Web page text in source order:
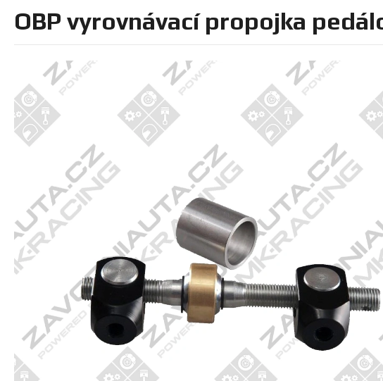
OBP vyrovnávací propojka